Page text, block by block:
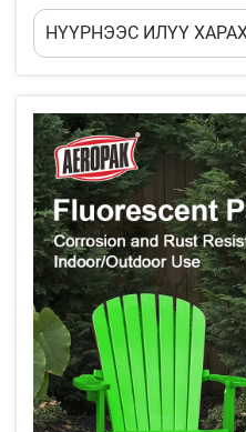
Хүнхүрдийн бүтээдүүрсний
цэвэрлэх дарааллыг
НҮҮРНЭЭС ИЛҮҮ